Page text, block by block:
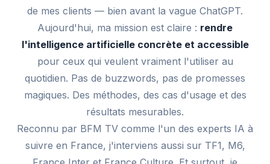
de mes clients — bien avant la vague ChatGPT.
Aujourd'hui, ma mission est claire : rendre
l'intelligence artificielle concrète et accessible
pour ceux qui veulent vraiment l'utiliser au
quotidien. Pas de buzzwords, pas de promesses
magiques. Des méthodes, des cas d'usage et des
résultats mesurables.
Reconnu par BFM TV comme l'un des experts IA à
suivre en France, j'interviens aussi sur TF1, M6,